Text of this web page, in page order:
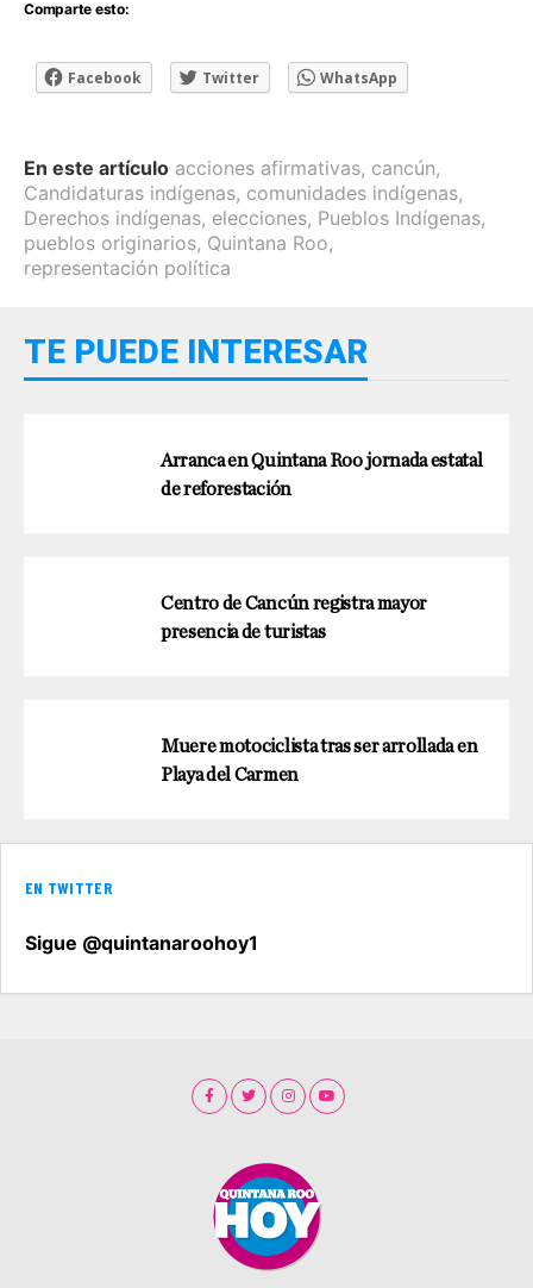
Comparte esto:
Facebook Twitter WhatsApp
En este artículo acciones afirmativas, cancún,
Candidaturas indígenas, comunidades indígenas,
Derechos indígenas, elecciones, Pueblos Indígenas,
pueblos originarios, Quintana Roo,
representación política
TE PUEDE INTERESAR
Arranca en Quintana Roo jornada estatal
de reforestación
Centro de Cancún registra mayor
presencia de turistas
Muere motociclista tras ser arrollada en
Playa del Carmen
EN TWITTER
Sigue @quintanaroohoy1